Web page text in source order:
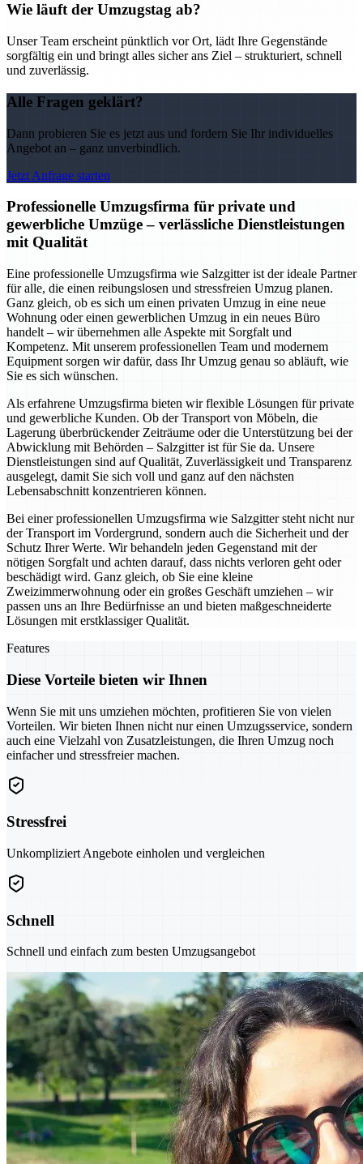
Wie läuft der Umzugstag ab?
Unser Team erscheint pünktlich vor Ort, lädt Ihre Gegenstände
sorgfältig ein und bringt alles sicher ans Ziel – strukturiert, schnell
und zuverlässig.
Alle Fragen geklärt?
Dann probieren Sie es jetzt aus und fordern Sie Ihr individuelles
Angebot an – ganz unverbindlich.
Jetzt Anfrage starten
Professionelle Umzugsfirma für private und
gewerbliche Umzüge – verlässliche Dienstleistungen
mit Qualität
Eine professionelle Umzugsfirma wie Salzgitter ist der ideale Partner
für alle, die einen reibungslosen und stressfreien Umzug planen.
Ganz gleich, ob es sich um einen privaten Umzug in eine neue
Wohnung oder einen gewerblichen Umzug in ein neues Büro
handelt – wir übernehmen alle Aspekte mit Sorgfalt und
Kompetenz. Mit unserem professionellen Team und modernem
Equipment sorgen wir dafür, dass Ihr Umzug genau so abläuft, wie
Sie es sich wünschen.
Als erfahrene Umzugsfirma bieten wir flexible Lösungen für private
und gewerbliche Kunden. Ob der Transport von Möbeln, die
Lagerung überbrückender Zeiträume oder die Unterstützung bei der
Abwicklung mit Behörden – Salzgitter ist für Sie da. Unsere
Dienstleistungen sind auf Qualität, Zuverlässigkeit und Transparenz
ausgelegt, damit Sie sich voll und ganz auf den nächsten
Lebensabschnitt konzentrieren können.
Bei einer professionellen Umzugsfirma wie Salzgitter steht nicht nur
der Transport im Vordergrund, sondern auch die Sicherheit und der
Schutz Ihrer Werte. Wir behandeln jeden Gegenstand mit der
nötigen Sorgfalt und achten darauf, dass nichts verloren geht oder
beschädigt wird. Ganz gleich, ob Sie eine kleine
Zweizimmerwohnung oder ein großes Geschäft umziehen – wir
passen uns an Ihre Bedürfnisse an und bieten maßgeschneiderte
Lösungen mit erstklassiger Qualität.
Features
Diese Vorteile bieten wir Ihnen
Wenn Sie mit uns umziehen möchten, profitieren Sie von vielen
Vorteilen. Wir bieten Ihnen nicht nur einen Umzugsservice, sondern
auch eine Vielzahl von Zusatzleistungen, die Ihren Umzug noch
einfacher und stressfreier machen.
Stressfrei
Unkompliziert Angebote einholen und vergleichen
Schnell
Schnell und einfach zum besten Umzugsangebot